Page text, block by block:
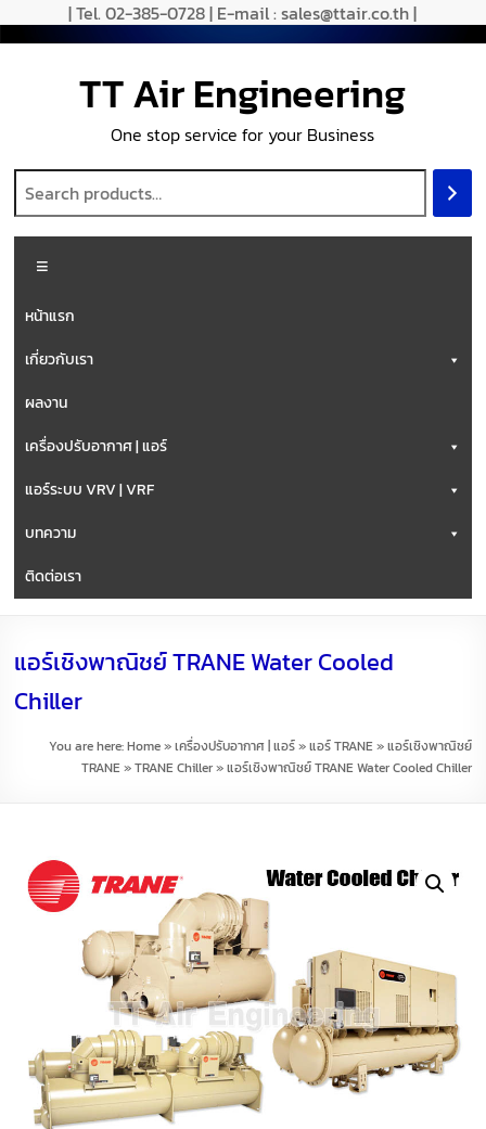
| Tel. 02-385-0728 | E-mail : sales@ttair.co.th |
TT Air Engineering
One stop service for your Business
หน้าแรก
เกี่ยวกับเรา
ผลงาน
เครื่องปรับอากาศ | แอร์
แอร์ระบบ VRV | VRF
บทความ
ติดต่อเรา
แอร์เชิงพาณิชย์ TRANE Water Cooled
Chiller
You are here:Home»เครื่องปรับอากาศ | แอร์»แอร์ TRANE »แอร์เชิงพาณิชย์
TRANE »TRANE Chiller»แอร์เชิงพาณิชย์ TRANE Water Cooled Chiller